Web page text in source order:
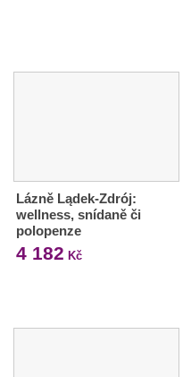
Lázně Lądek-Zdrój:
wellness, snídaně či
polopenze
4 182 Kč